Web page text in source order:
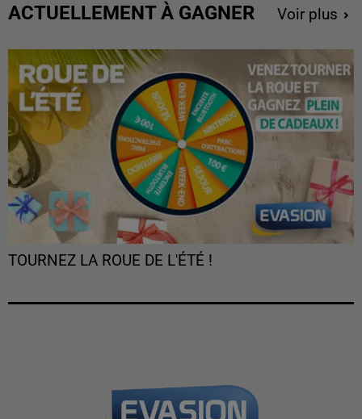
ACTUELLEMENT À GAGNER Voir plus
TOURNEZ LA ROUE DE L'ÉTÉ !